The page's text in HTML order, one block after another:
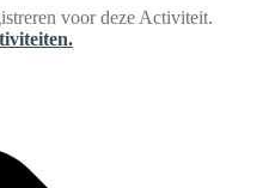
voor deze Activiteit.